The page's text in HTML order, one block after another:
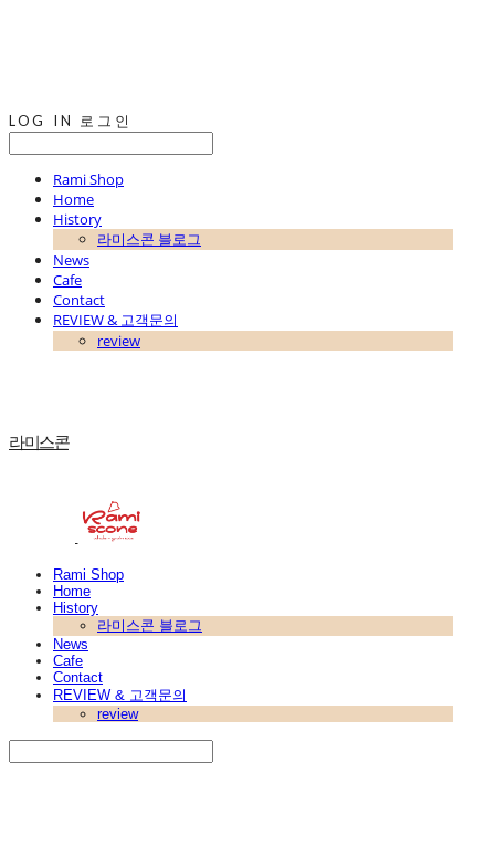
LOG IN 로그인
Rami Shop
Home
History
라미스콘 블로그
News
Cafe
Contact
REVIEW & 고객문의
review
라미스콘
Rami Shop
Home
History
라미스콘 블로그
News
Cafe
Contact
REVIEW & 고객문의
review